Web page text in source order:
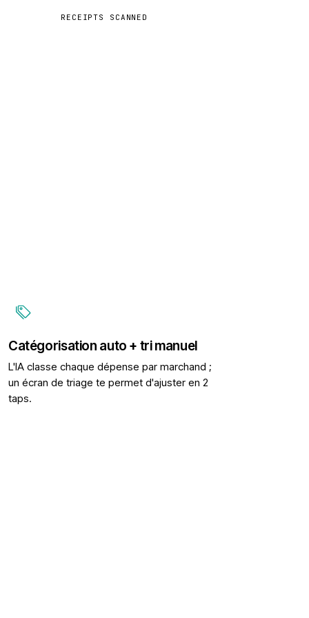
RECEIPTS SCANNED
Catégorisation auto + tri manuel
L'IA classe chaque dépense par marchand ;
un écran de triage te permet d'ajuster en 2
taps.